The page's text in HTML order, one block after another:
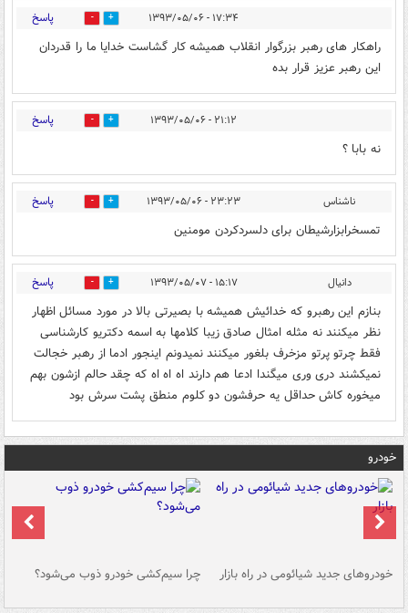
۱۷:۳۴ - ۱۳۹۳/۰۵/۰۶ 0 پاسخ
راهکار های رهبر بزرگوار انقلاب همیشه کار گشاست خدایا ما را قدردان
این رهبر عزیز قرار بده
۲۱:۱۲ - ۱۳۹۳/۰۵/۰۶ 0 پاسخ
نه بابا ؟
ناشناس ۲۳:۲۳ - ۱۳۹۳/۰۵/۰۶ 0 پاسخ
تمسخرابزارشیطان برای دلسردکردن مومنین
دانیال ۱۵:۱۷ - ۱۳۹۳/۰۵/۰۷ 0 پاسخ
بنازم این رهبرو که خدائیش همیشه با بصیرتی بالا در مورد مسائل اظهار
نظر میکنند نه مثله امثال صادق زیبا کلامها به اسمه دکتریو کارشناسی
فقط چرتو پرتو مزخرف بلغور میکنند نمیدونم اینجور ادما از رهبر خجالت
نمیکشند دری وری میگندا ادعا هم دارند اه اه اه که چقد حالم ازشون بهم
میخوره کاش حداقل یه حرفشون دو کلوم منطق پشت سرش بود
خودرو
خودروهای جدید شیائومی در راه بازار چرا سیم‌کشی خودرو ذوب می‌شود؟